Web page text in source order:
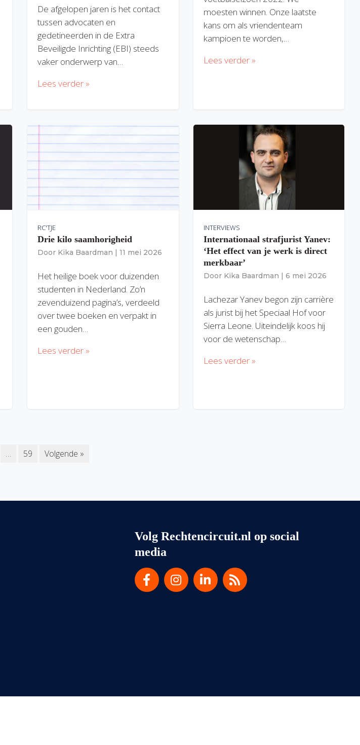
De afgelopen jaren is het contact
tussen advocaten en
gedetineerden in de Extra
Beveiligde Inrichting (EBI) steeds
vaker onderwerp van…
Lees verder »
moesten winnen. Onze laatste
kans om als vriendenteam
kampioen te worden,…
Lees verder »
RC'TJE
Drie kilo saamhorigheid
Door Kika Baardman | 11 mei 2026
Het heilige boek voor duizenden
studenten in Nederland. Zo’n
zevenduizend pagina’s, verdeeld
over twee boeken en verpakt in
een gouden…
Lees verder »
INTERVIEWS
Internationaal strafjurist Yanev:
‘Het effect van je werk is direct
merkbaar’
Door Kika Baardman | 6 mei 2026
Lachezar Yanev begon zijn carrière
als jurist bij het Speciaal Hof voor
Sierra Leone. Uiteindelijk koos hij
voor de wetenschap…
Lees verder »
… 59 Volgende »
Volg Rechtencircuit.nl op social
media